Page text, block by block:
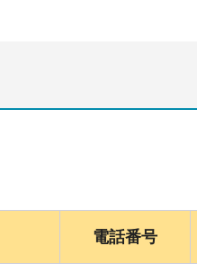
電話番号